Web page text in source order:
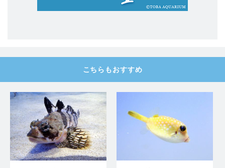
こちらもおすすめ